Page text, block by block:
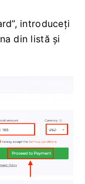
introduceți
din listă și